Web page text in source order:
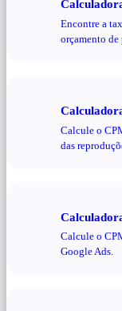
Encontre a
orçamento
Calcule o
das
Calcule o
Google Ads.